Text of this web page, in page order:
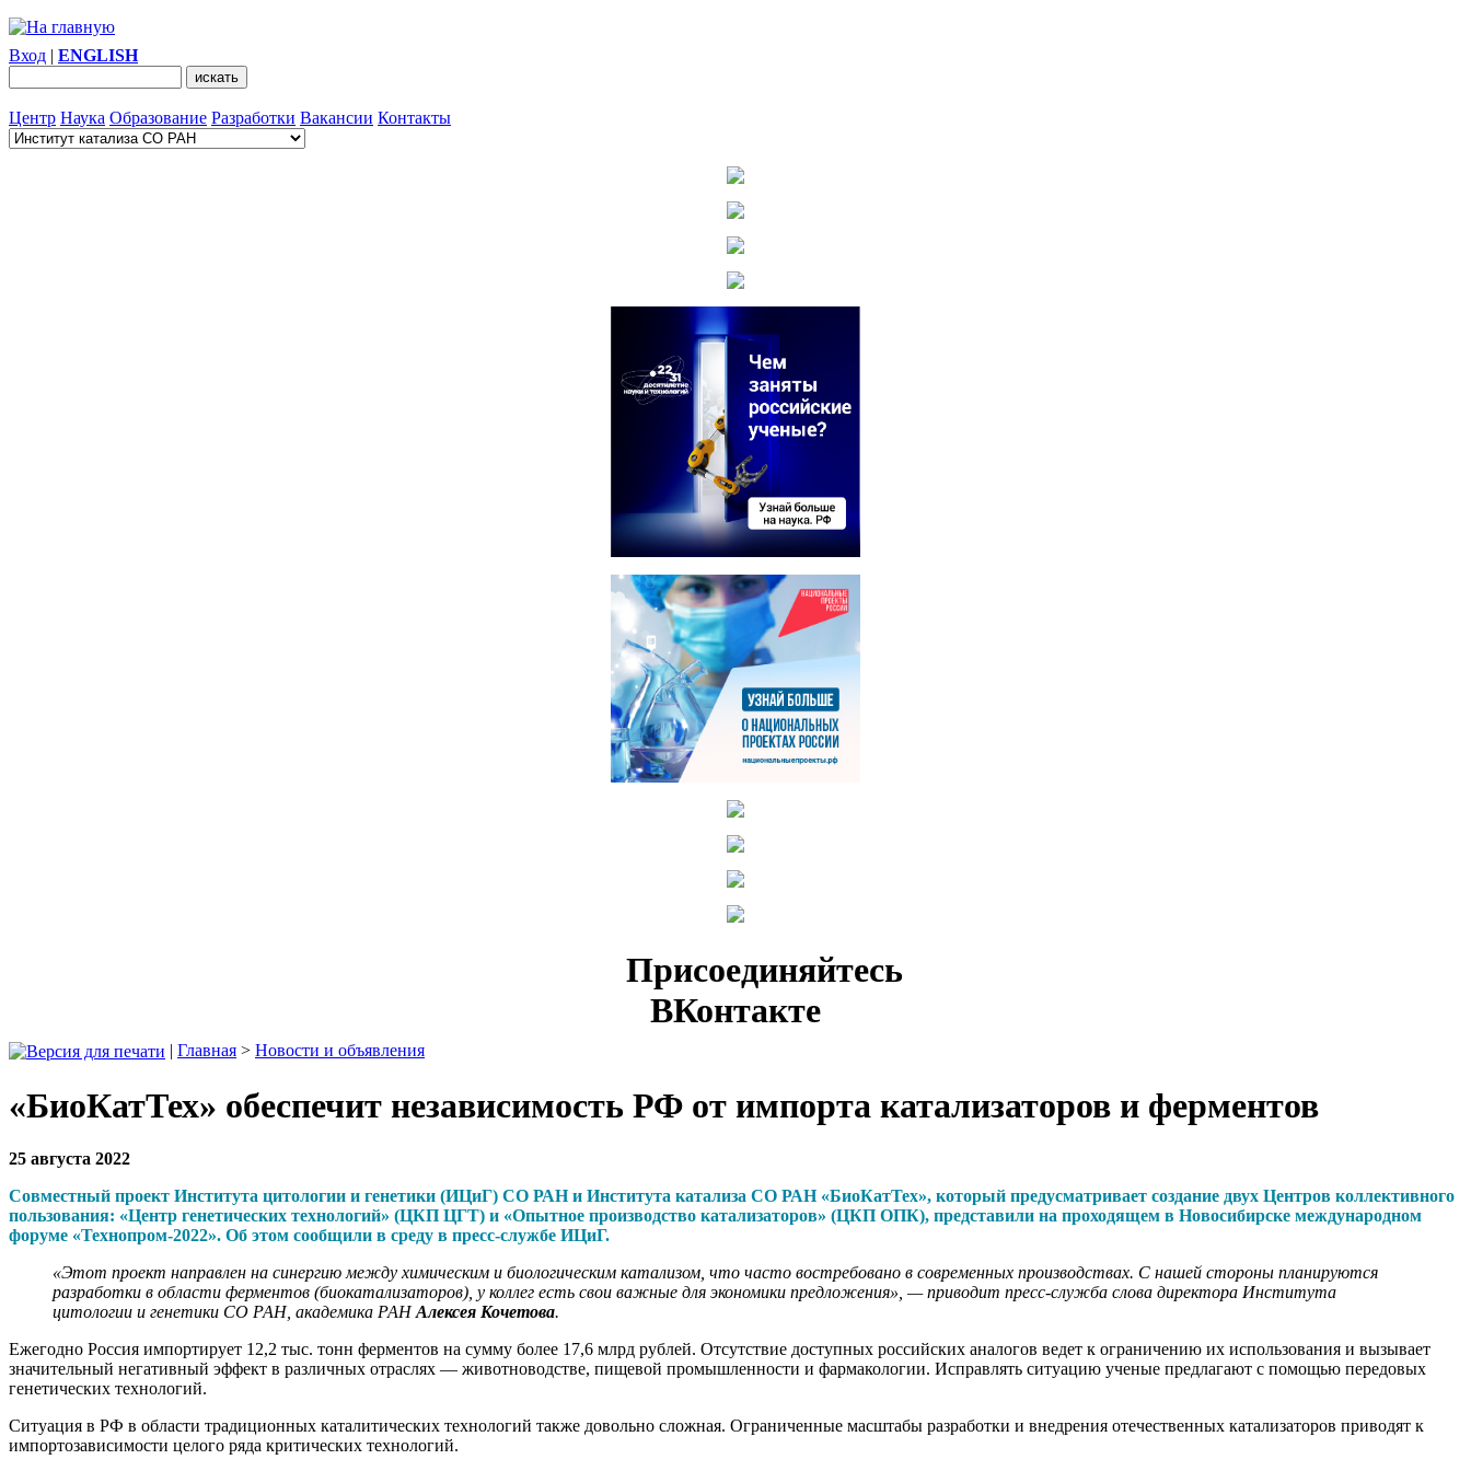
Вход | ENGLISH
Центр Наука Образование Разработки Вакансии Контакты
Присоединяйтесь
ВКонтакте
| Главная > Новости и объявления
«БиоКатТех» обеспечит независимость РФ от импорта катализаторов и ферментов
25 августа 2022
Совместный проект Института цитологии и генетики (ИЦиГ) СО РАН и Института катализа СО РАН «БиоКатТех», который предусматривает создание двух Центров коллективного
пользования: «Центр генетических технологий» (ЦКП ЦГТ) и «Опытное производство катализаторов» (ЦКП ОПК), представили на проходящем в Новосибирске международном
форуме «Технопром-2022». Об этом сообщили в среду в пресс-службе ИЦиГ.
«Этот проект направлен на синергию между химическим и биологическим катализом, что часто востребовано в современных производствах. С нашей стороны планируются
разработки в области ферментов (биокатализаторов), у коллег есть свои важные для экономики предложения», — приводит пресс-служба слова директора Института
цитологии и генетики СО РАН, академика РАНАлексея Кочетова.
Ежегодно Россия импортирует 12,2 тыс. тонн ферментов на сумму более 17,6 млрд рублей. Отсутствие доступных российских аналогов ведет к ограничению их использования и вызывает
значительный негативный эффект в различных отраслях — животноводстве, пищевой промышленности и фармакологии. Исправлять ситуацию ученые предлагают с помощью передовых
генетических технологий.
Ситуация в РФ в области традиционных каталитических технологий также довольно сложная. Ограниченные масштабы разработки и внедрения отечественных катализаторов приводят к
импортозависимости целого ряда критических технологий.